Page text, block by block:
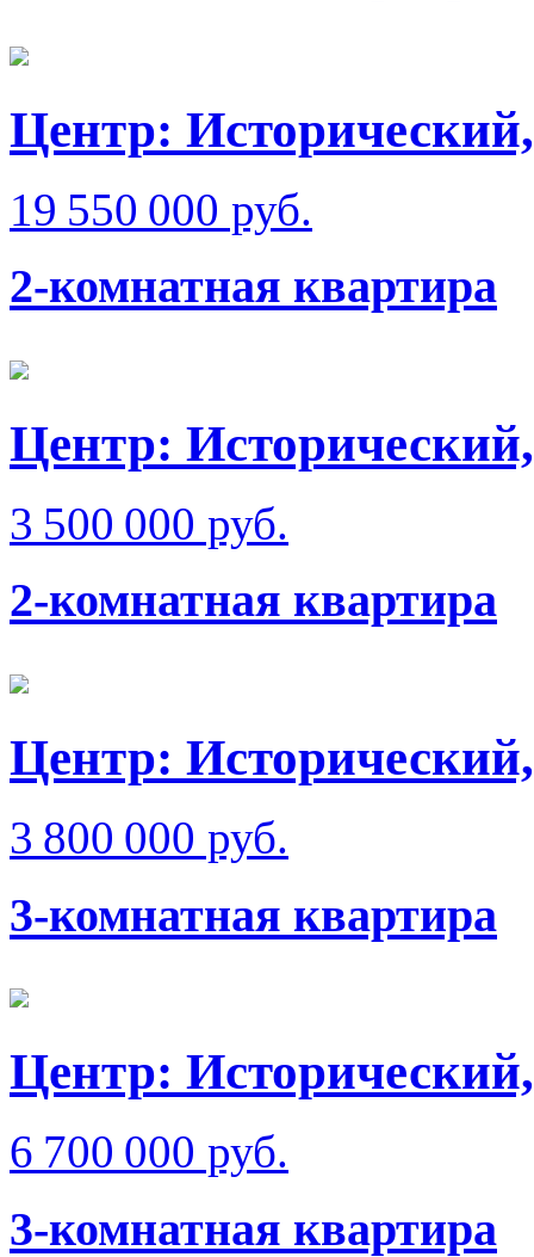
Центр:
19 550 000 руб.
2-комнатная квартира
Центр:
3 500 000 руб.
2-комнатная квартира
Центр:
3 800 000 руб.
3-комнатная квартира
Центр:
6 700 000 руб.
3-комнатная квартира